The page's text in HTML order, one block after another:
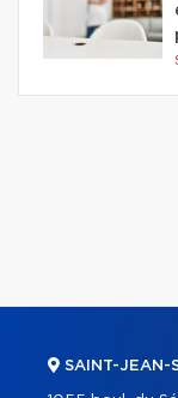
SAINT-JEAN-